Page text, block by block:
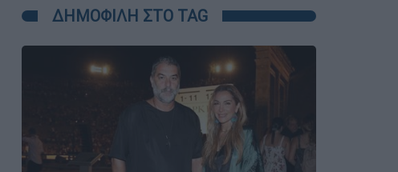
ΔΗΜΟΦΙΛΗ ΣΤΟ TAG